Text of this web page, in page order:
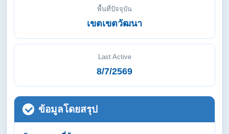
พื้นที่ปัจจุบัน
เขตเขตวัฒนา
Last Active
8/7/2569
ข้อมูลโดยสรุป